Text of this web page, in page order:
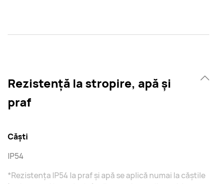
Rezistență la stropire, apă și
praf
Căști
IP54
*Rezistența IP54 la praf și apă se aplică numai la căștile